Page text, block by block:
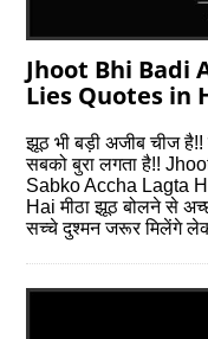
Jhoot Bhi Badi
Lies Quotes in
झूठ भी बड़ी अजीब चीज
सबको बुरा लगता है!!
Sabko Accha Lagta
Hai मीठा झूठ बोलने से
सच्चे दुश्मन जरूर मिलेंगे